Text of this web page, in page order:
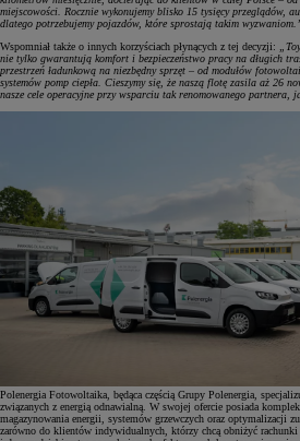
miejscowości. Rocznie wykonujemy blisko 15 tysięcy przeglądów,
dlatego potrzebujemy pojazdów, które sprostają takim
Wspomniał także o innych korzyściach płynących z tej decyzji:
nie tylko gwarantują komfort i bezpieczeństwo pracy na długich
przestrzeń ładunkową na niezbędny sprzęt – od modułów
systemów pomp ciepła. Cieszymy się, że naszą flotę zasila aż 26
nasze cele operacyjne przy wsparciu tak renomowanego partnera,
Polenergia Fotowoltaika, będąca częścią Grupy Polenergia,
związanych z energią odnawialną. W swojej ofercie posiada
magazynowania energii, systemów grzewczych oraz optymalizacji
zarówno do klientów indywidualnych, którzy chcą obniżyć